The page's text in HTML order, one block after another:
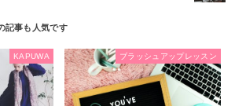
KAPUWA ブラッシュアップレッスン